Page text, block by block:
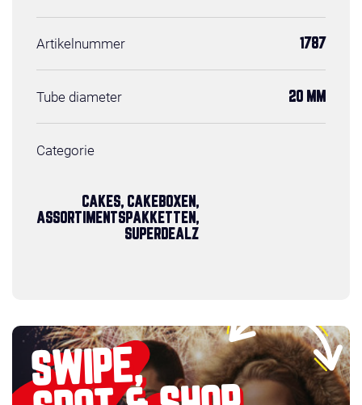
Artikelnummer 1787
Tube diameter 20 MM
Categorie
CAKES, CAKEBOXEN,
ASSORTIMENTSPAKKETTEN,
SUPERDEALZ
SWIPE,